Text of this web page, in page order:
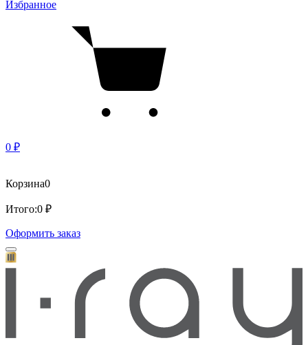
Избранное
0 ₽
Корзина0
Итого:0 ₽
Оформить заказ